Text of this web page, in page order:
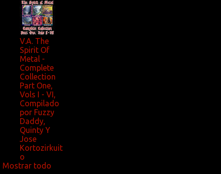
V.A. The
Spirit Of
Metal -
Complete
Collection
Part One,
Vols I - VI,
Compilado
por Fuzzy
Daddy,
Quinty Y
Jose
Kortozirkuit
o
Mostrar todo